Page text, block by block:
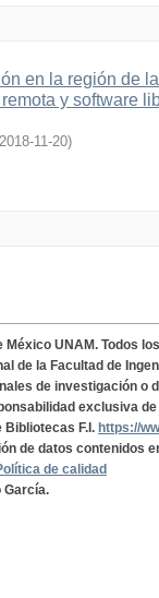
en la región de
y software
2018-11-20)
UNAM. Todos
de la Facultad de
de investigación o
exclusiva
F.I. https://
de datos contenidos
de calidad
García.